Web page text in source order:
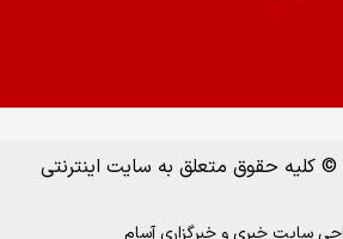
کلیه حقوق متعلق به سایت اینترنتی
سایت خبری و خبرگزاری آسام